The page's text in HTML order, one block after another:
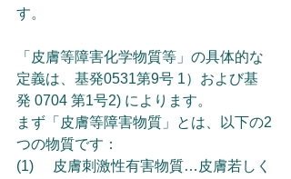
す。
「皮膚等障害化学物質等」の具体的な
定義は、基発0531第9号 1）および基
発 0704 第1号2) によります。
まず「皮膚等障害物質」とは、以下の2
つの物質です：
(1)	皮膚刺激性有害物質…皮膚若しく